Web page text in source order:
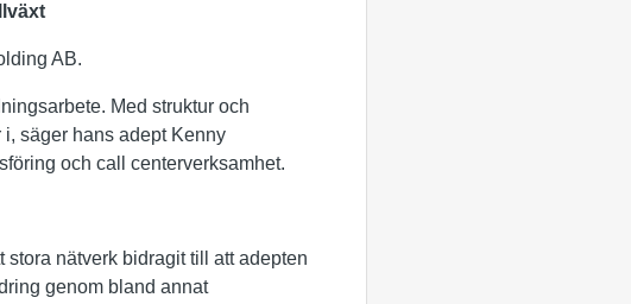
AB.
Med struktur och
säger hans adept Kenny
och call centerverksamhet.
stora nätverk bidragit till att adepten
genom bland annat